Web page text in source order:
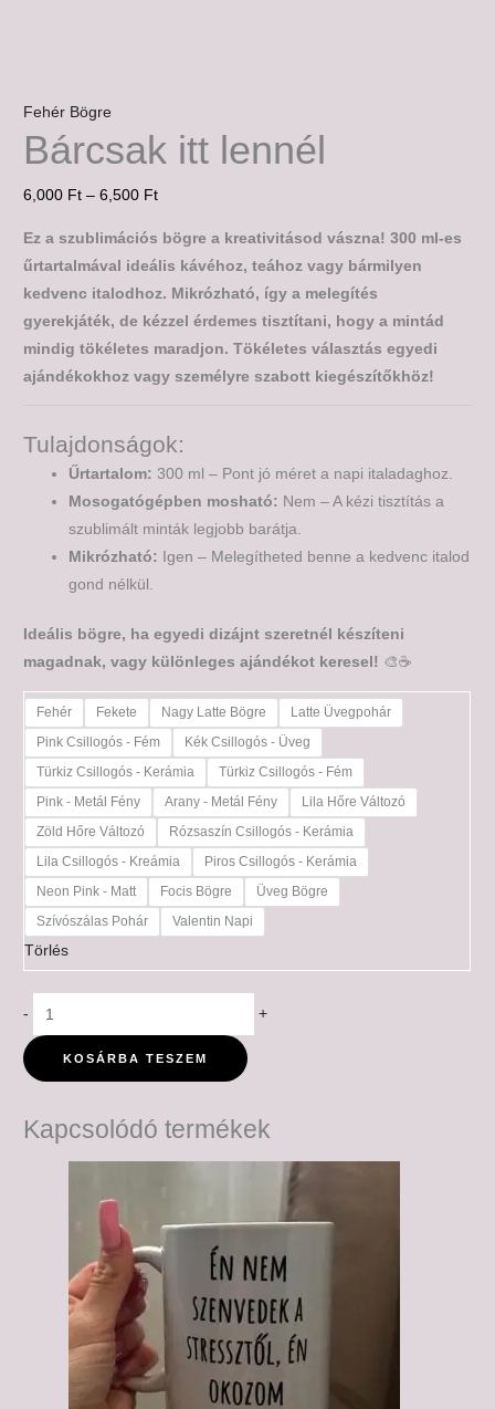
Fehér Bögre
Bárcsak itt lennél
6,000 Ft – 6,500 Ft
Ez a szublimációs bögre a kreativitásod vászna! 300 ml-es
űrtartalmával ideális kávéhoz, teához vagy bármilyen
kedvenc italodhoz. Mikrózható, így a melegítés
gyerekjáték, de kézzel érdemes tisztítani, hogy a mintád
mindig tökéletes maradjon. Tökéletes választás egyedi
ajándékokhoz vagy személyre szabott kiegészítőkhöz!
Tulajdonságok:
Űrtartalom: 300 ml – Pont jó méret a napi italadaghoz.
Mosogatógépben mosható: Nem – A kézi tisztítás a
szublimált minták legjobb barátja.
Mikrózható: Igen – Melegítheted benne a kedvenc italod
gond nélkül.
Ideális bögre, ha egyedi dizájnt szeretnél készíteni
magadnak, vagy különleges ajándékot keresel! 🎨☕
Fehér Fekete Nagy Latte Bögre
Latte Üvegpohár
Pink Csillogós - Fém
Kék Csillogós - Üveg
Türkiz Csillogós - Kerámia
Türkiz Csillogós - Fém
Pink - Metál Fény
Arany - Metál Fény
Lila Hőre Változó
Zöld Hőre Változó
Rózsaszín Csillogós - Kerámia
Lila Csillogós - Kreámia
Piros Csillogós - Kerámia
Neon Pink - Matt
Focis Bögre
Üveg Bögre
Szívószálas Pohár
Valentin Napi
Törlés
- +
KOSÁRBA TESZEM
Kapcsolódó termékek